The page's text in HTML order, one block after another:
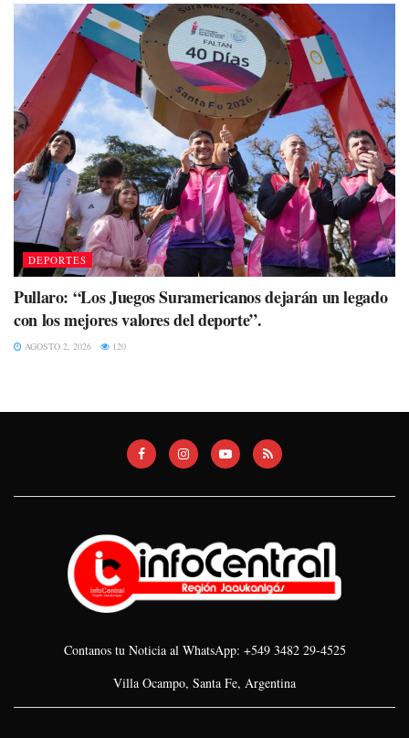
DEPORTES
Pullaro: “Los Juegos Suramericanos dejarán un legado
con los mejores valores del deporte”.
AGOSTO 2, 2026 120
Contanos tu Noticia al WhatsApp: +549 3482 29-4525
Villa Ocampo, Santa Fe, Argentina